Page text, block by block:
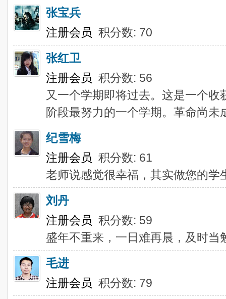
张宝兵
注册会员 积分数: 70
张红卫
注册会员 积分数: 56
又一个学期即将过去。这是一个
阶段最努力的一个学期。革命尚未
纪雪梅
注册会员 积分数: 61
老师说感觉很幸福，其实做您的学
刘丹
注册会员 积分数: 59
盛年不重来，一日难再晨，及时当
毛进
注册会员 积分数: 79